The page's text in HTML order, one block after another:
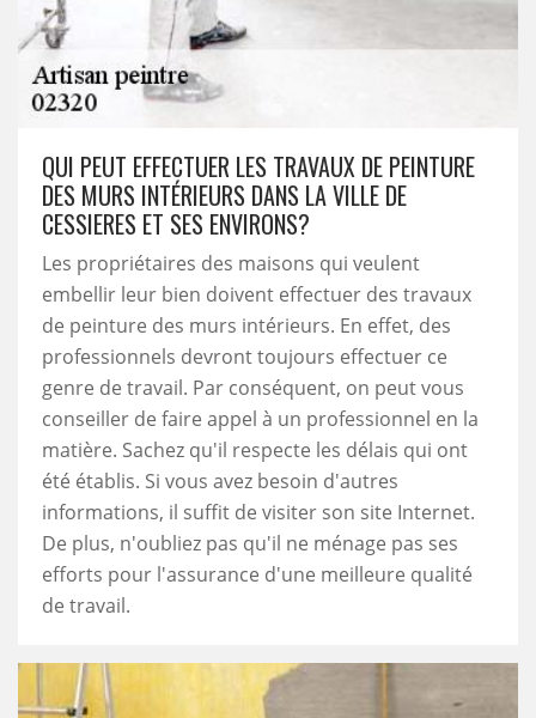
QUI PEUT EFFECTUER LES TRAVAUX DE PEINTURE
DES MURS INTÉRIEURS DANS LA VILLE DE
CESSIERES ET SES ENVIRONS?
Les propriétaires des maisons qui veulent
embellir leur bien doivent effectuer des travaux
de peinture des murs intérieurs. En effet, des
professionnels devront toujours effectuer ce
genre de travail. Par conséquent, on peut vous
conseiller de faire appel à un professionnel en la
matière. Sachez qu'il respecte les délais qui ont
été établis. Si vous avez besoin d'autres
informations, il suffit de visiter son site Internet.
De plus, n'oubliez pas qu'il ne ménage pas ses
efforts pour l'assurance d'une meilleure qualité
de travail.